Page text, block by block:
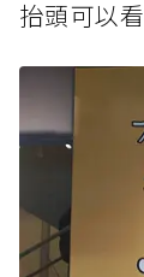
抬頭可以